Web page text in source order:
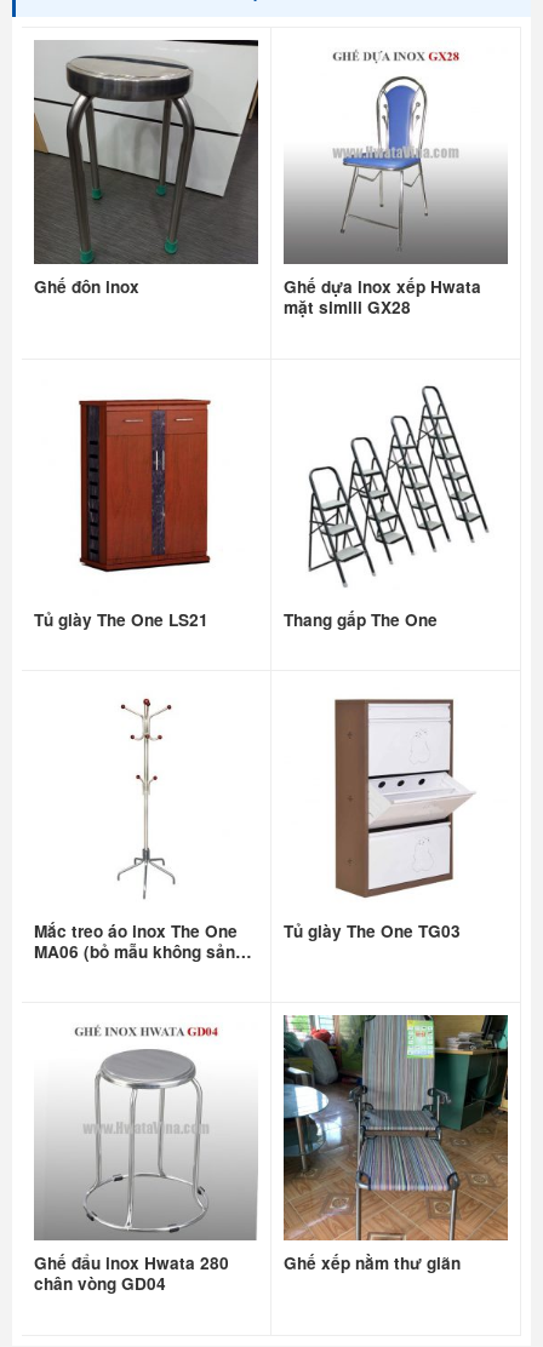
Ghế đôn inox
Ghế dựa inox xếp Hwata
mặt simili GX28
Tủ giày The One LS21 Thang gấp The One
Mắc treo áo inox The One
MA06 (bỏ mẫu không sản
Tủ giày The One TG03
Ghế đẩu inox Hwata 280
chân vòng GD04
Ghế xếp nằm thư giãn